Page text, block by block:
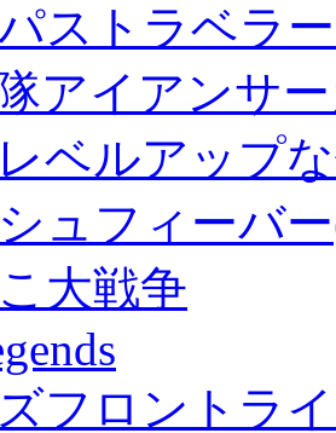
ストラベラ
アイアンサ
ベルアップ
ュフィーバ
大戦争
フロントラ